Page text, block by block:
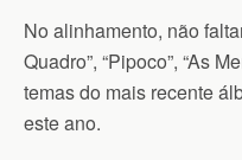
No alinhamento, não
Quadro”, “Pipoco”, “As
temas do mais recente
este ano.